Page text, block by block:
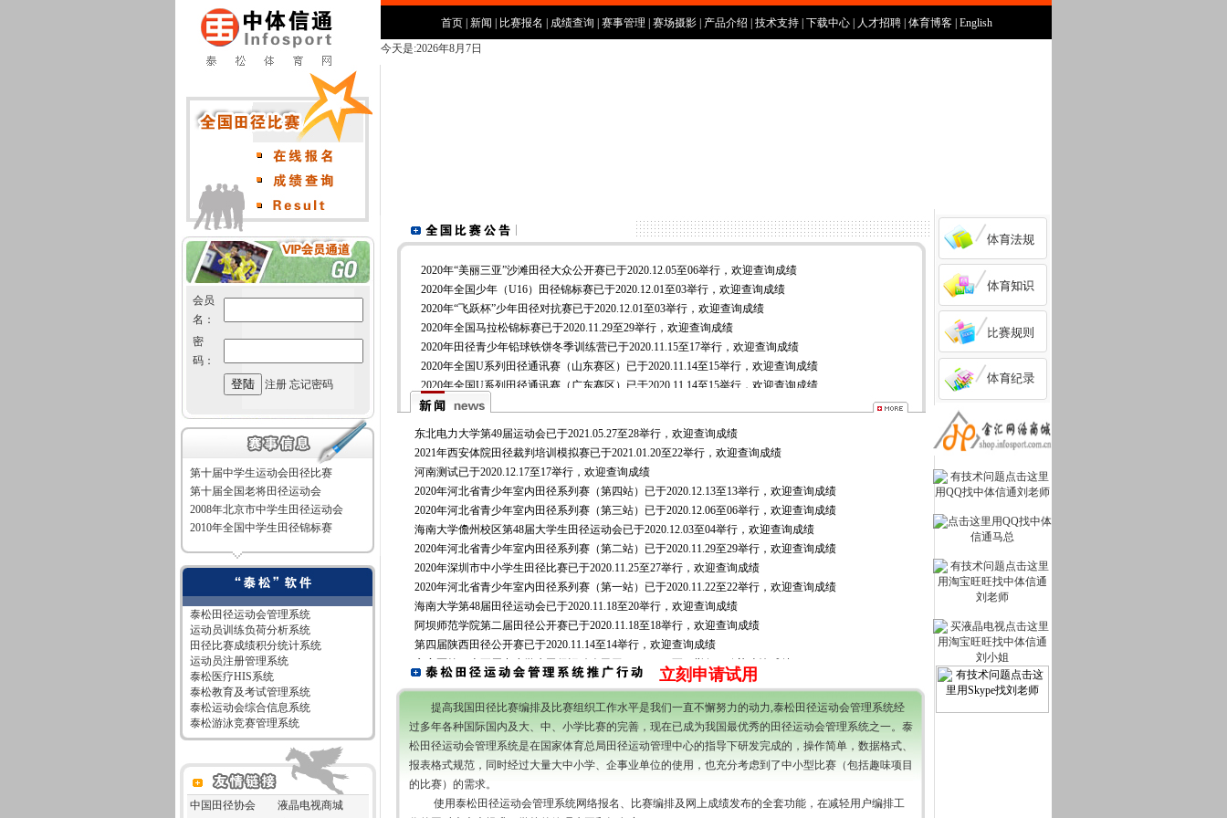
会员
名：
密
码：
注册 忘记密码
第十届中学生运动会田径比赛
第十届全国老将田径运动会
2008年北京市中学生田径运动会
2010年全国中学生田径锦标赛
泰松田径运动会管理系统
运动员训练负荷分析系统
田径比赛成绩积分统计系统
运动员注册管理系统
泰松医疗HIS系统
泰松教育及考试管理系统
泰松运动会综合信息系统
泰松游泳竞赛管理系统
中国田径协会
液晶电视商城
首页| 新闻 比赛报名 成绩查询 赛事管理 赛场摄影| 产品介绍 技术支持| 下载中心| 人才招聘| 体育博客| English
今天是:2026年8月7日
立刻申请试用
提高我国田径比赛编排及比赛组织工作水平是我们一直不懈努力的动力,泰松田径运动会管理系统经
过多年各种国际国内及大、中、小学比赛的完善，现在已成为我国最优秀的田径运动会管理系统之一。泰
松田径运动会管理系统是在国家体育总局田径运动管理中心的指导下研发完成的，操作简单，数据格式、
报表格式规范，同时经过大量大中小学、企事业单位的使用，也充分考虑到了中小型比赛（包括趣味项目
的比赛）的需求。
使用泰松田径运动会管理系统网络报名、比赛编排及网上成绩发布的全套功能，在减轻用户编排工